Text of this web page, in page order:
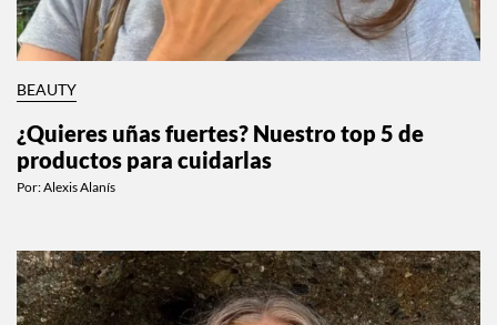
BEAUTY
¿Quieres uñas fuertes? Nuestro top 5 de
productos para cuidarlas
Por:Alexis Alanís